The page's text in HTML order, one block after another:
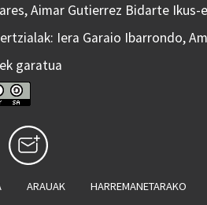
Aimar Gutierrez Bidarte
Iera Garaio Ibarrondo,
garatua
ARAUAK HARREMANETARAKO